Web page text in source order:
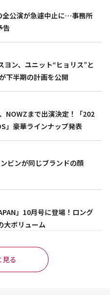
全公演が急遽中止に…事務所
告
ン、ユニット“ヒョリス”と
下半期の計画を公開
NOWZまで出演決定！「202
」豪華ラインナップ発表
ビンが同じブランドの顔
」10月号に登場！ロング
大ボリューム
見る